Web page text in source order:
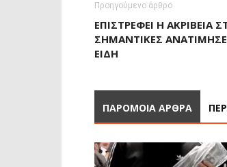
Προηγούμενο άρθρο
ΕΠΙΣΤΡΈΦΕΙ Η ΑΚΡΊΒΕΙΑ
ΣΗΜΑΝΤΙΚΈΣ
ΕΊΔΗ
ΠΑΡΟΜΟΙΑ ΑΡΘΡΑ